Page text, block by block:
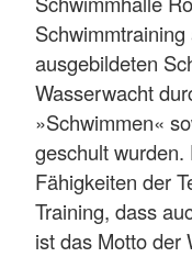
ausgebildeten
Wasserwacht
»Schwimmen«
geschult
Fähigkeiten der
Training, dass
ist das Motto der